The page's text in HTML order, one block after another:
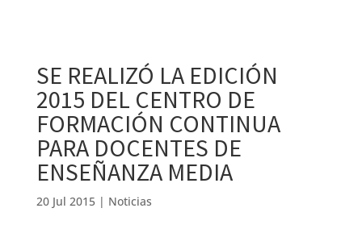
SE REALIZÓ LA EDICIÓN
2015 DEL CENTRO DE
FORMACIÓN CONTINUA
PARA DOCENTES DE
ENSEÑANZA MEDIA
20 Jul 2015| Noticias